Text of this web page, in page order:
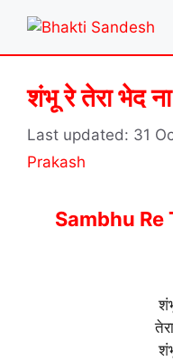
content
शंभू रे तेरा भेद
31
Prakash
Sambhu Re